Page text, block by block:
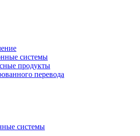
системы
продукты
перевода
системы